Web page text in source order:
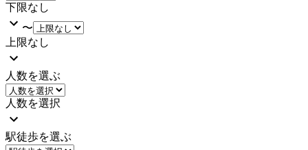
下限なし
〜
上限なし
人数を選ぶ
人数を選択
駅徒歩を選ぶ